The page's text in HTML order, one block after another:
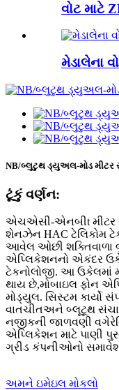
વોટ માટે
મેડાલેના
NB/બ્લુટુથ ડ્યુઅલ-મોડ મીટર
ટૂંકું વર્ણન:
એચએસી-એનબીt
શેનઝેન HAC ટેલિકોમ
આવેલ ઓછી શક્તિવાળા
એપ્લિકેશનનો એકંદર
ટેકનોલોજી. આ ઉકેલમાં
થાય છે,મોબાઇલ ફોન
મોડ્યુલ. સિસ્ટમ કાર્યો
વાતચીતઅને બ્લૂટૂથ
નજીકની જાળવણી વગેરે
એપ્લિકેશન માટે પાણી
ગ્રીડ કંપનીઓનો
અમને ઇમેઇલ મોકલો